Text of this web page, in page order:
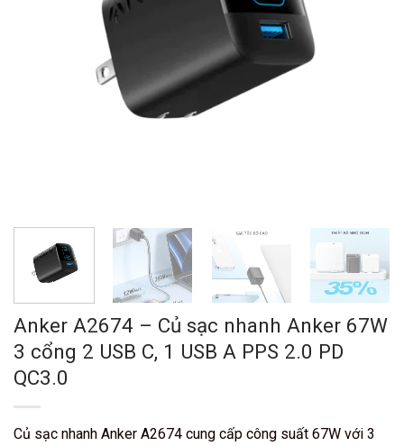
Anker A2674 – Củ sạc nhanh Anker 67W
3 cổng 2 USB C, 1 USB A PPS 2.0 PD
QC3.0
Củ sạc nhanh Anker A2674 cung cấp công suất 67W với 3